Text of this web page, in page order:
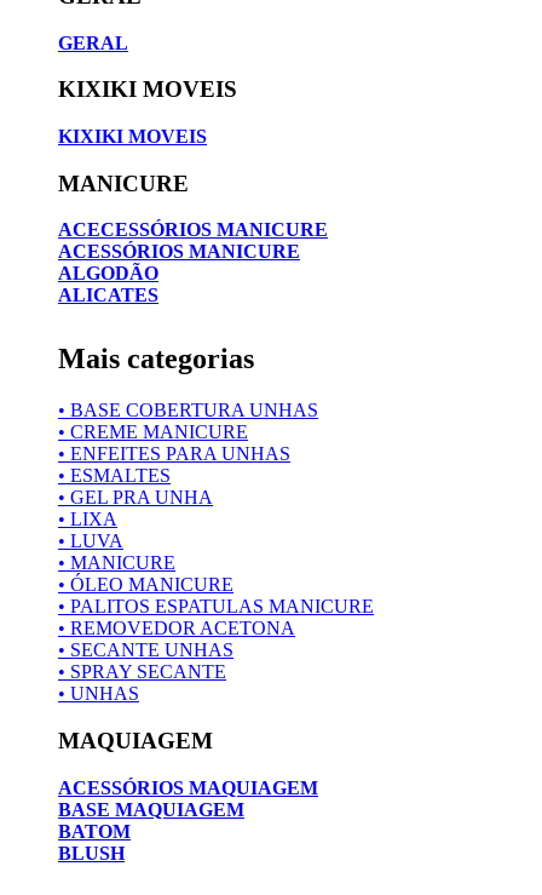
GERAL
KIXIKI MOVEIS
KIXIKI MOVEIS
MANICURE
ACECESSÓRIOS MANICURE
ACESSÓRIOS MANICURE
ALGODÃO
ALICATES
Mais categorias
• BASE COBERTURA UNHAS
• CREME MANICURE
• ENFEITES PARA UNHAS
• ESMALTES
• GEL PRA UNHA
• LIXA
• LUVA
• MANICURE
• ÓLEO MANICURE
• PALITOS ESPATULAS MANICURE
• REMOVEDOR ACETONA
• SECANTE UNHAS
• SPRAY SECANTE
• UNHAS
MAQUIAGEM
ACESSÓRIOS MAQUIAGEM
BASE MAQUIAGEM
BATOM
BLUSH